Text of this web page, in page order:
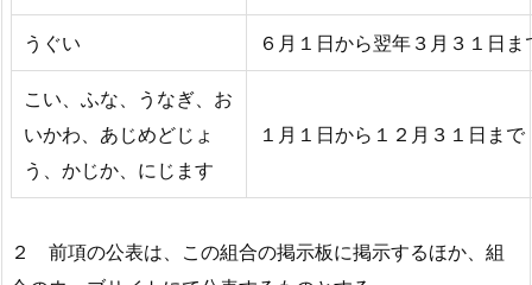
うぐい ６月１日から翌年３月３１日ま
こい、ふな、うなぎ、お
いかわ、あじめどじょ
う、かじか、にじます
１月１日から１２月３１日まで
２ 前項の公表は、この組合の掲示板に掲示するほか、組